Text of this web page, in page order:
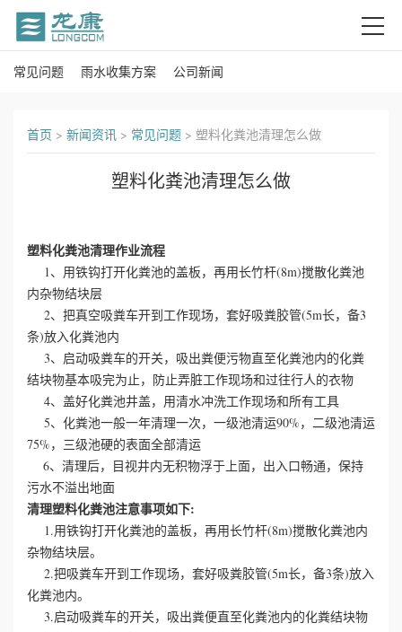
首
关
心
例
常见问题 雨水收集方案 公司新闻
首页 > 新闻资讯 > 常见问题 > 塑料化粪池清理怎么做
塑料化粪池清理怎么做
塑料化粪池清理作业流程
1、用铁钩打开化粪池的盖板，再用长竹杆(8m)搅散化粪池
内杂物结块层
2、把真空吸粪车开到工作现场，套好吸粪胶管(5m长，备3
条)放入化粪池内
3、启动吸粪车的开关，吸出粪便污物直至化粪池内的化粪
结块物基本吸完为止，防止弄脏工作现场和过往行人的衣物
4、盖好化粪池井盖，用清水冲洗工作现场和所有工具
5、化粪池一般一年清理一次，一级池清运90%，二级池清运
75%，三级池硬的表面全部清运
6、清理后，目视井内无积物浮于上面，出入口畅通，保持
污水不溢出地面
清理塑料化粪池注意事项如下:
1.用铁钩打开化粪池的盖板，再用长竹杆(8m)搅散化粪池内
杂物结块层。
2.把吸粪车开到工作现场，套好吸粪胶管(5m长，备3条)放入
化粪池内。
3.启动吸粪车的开关，吸出粪便直至化粪池内的化粪结块物